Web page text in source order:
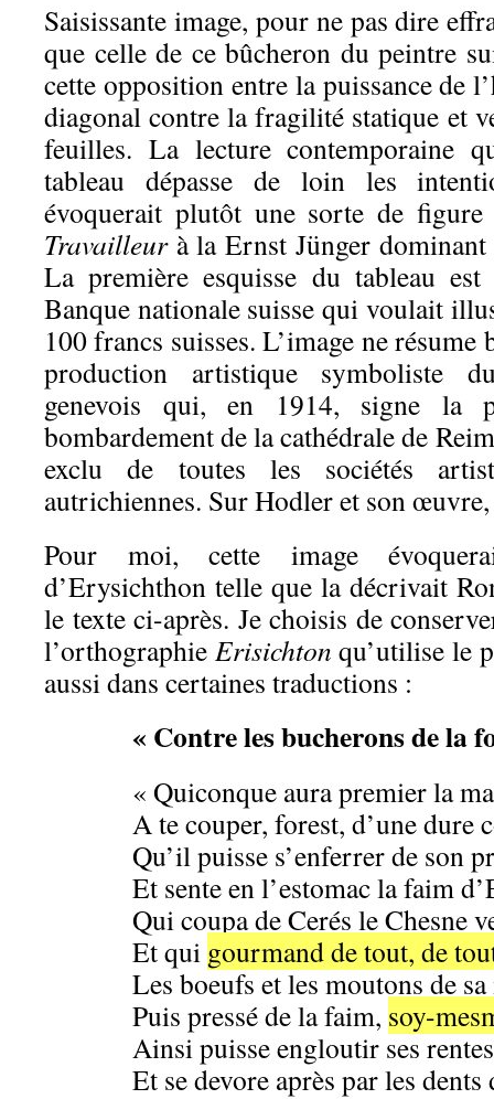
Saisissante image, pour ne pas dire
que celle de ce bûcheron du peintre
cette opposition entre la puissance de
diagonal contre la fragilité statique et
feuilles. La lecture contemporaine
tableau dépasse de loin les
évoquerait plutôt une sorte de
Travailleur à la Ernst Jünger
La première esquisse du tableau
Banque nationale suisse qui voulait
100 francs suisses. L’image ne
production artistique symboliste
genevois qui, en 1914, signe la
bombardement de la cathédrale de
exclu de toutes les sociétés
autrichiennes. Sur Hodler et son
Pour moi, cette image
d’Erysichthon telle que la décrivait
le texte ci-après. Je choisis de
l’orthographie Erisichton qu’utilise le
aussi dans certaines traductions :
« Contre les bucherons de la
« Quiconque aura premier la
A te couper, forest, d’une dure
Qu’il puisse s’enferrer de son
Et sente en l’estomac la faim
Qui coupa de Cerés le Chesne
Et qui gourmand de tout, de
Les boeufs et les moutons de
Puis pressé de la faim, soy-
Ainsi puisse engloutir ses
Et se devore après par les